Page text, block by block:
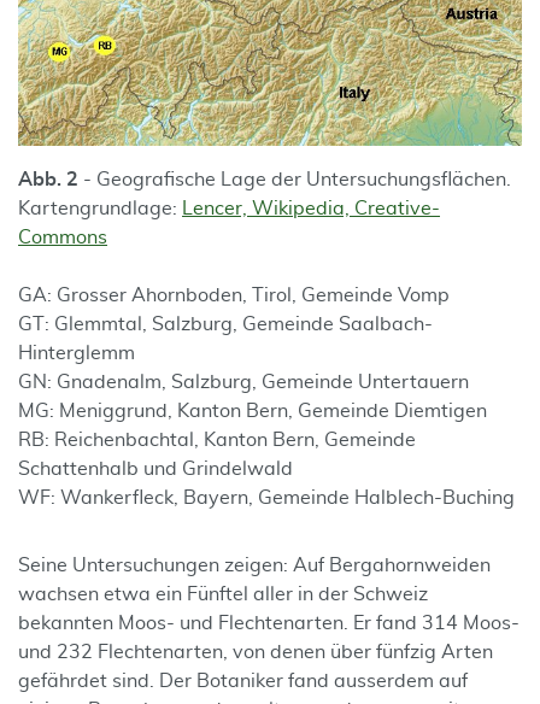
Abb. 2 - Geografische Lage der Untersuchungsflächen.
Kartengrundlage:
Lencer, Wikipedia, Creative-
Commons
GA: Grosser Ahornboden, Tirol, Gemeinde Vomp
GT: Glemmtal, Salzburg, Gemeinde Saalbach-
Hinterglemm
GN: Gnadenalm, Salzburg, Gemeinde Untertauern
MG: Meniggrund, Kanton Bern, Gemeinde Diemtigen
RB: Reichenbachtal, Kanton Bern, Gemeinde
Schattenhalb und Grindelwald
WF: Wankerfleck, Bayern, Gemeinde Halblech-Buching
Seine Untersuchungen zeigen: Auf Bergahornweiden
wachsen etwa ein Fünftel aller in der Schweiz
bekannten Moos- und Flechtenarten. Er fand 314 Moos-
und 232 Flechtenarten, von denen über fünfzig Arten
gefährdet sind. Der Botaniker fand ausserdem auf